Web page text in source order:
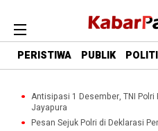
PERISTIWA PUBLIK
Antisipasi 1 Desember, TNI Polri
Jayapura
Pesan Sejuk Polri di Deklarasi